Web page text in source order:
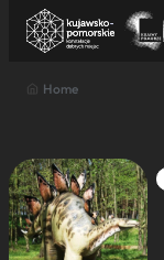
Nazwa atrakcji
Miasto
Home